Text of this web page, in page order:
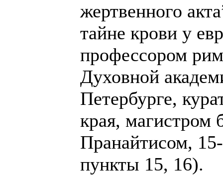
жертвенного
тайне крови у
профессором
Духовной
Петербурге,
края, магистром
Пранайтисом,
пункты 15, 16).